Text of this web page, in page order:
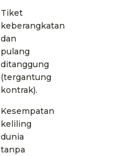
Tiket
keberangkatan
dan
pulang
ditanggung
(tergantung
kontrak).
Kesempatan
keliling
dunia
tanpa